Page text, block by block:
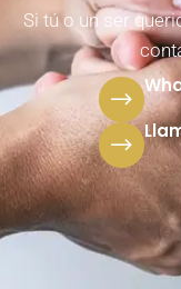
Si tú o un ser